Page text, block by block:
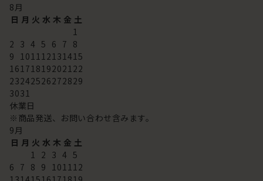
8 月
日 月 火 水 木 金 土
1
2 3 4 5 6 7 8
9
10 11 12 13 14 15
16 17 18 192021 22
23242526272829
3031
休業日
※商品発送、お問い合わせ含みます。
9 月
日 月 火 水 木 金 土
1
2 3 4 5
6 7 8 9 10 11 12